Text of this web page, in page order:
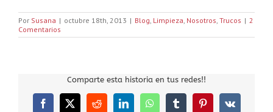
Por Susana | octubre 18th, 2013 | Blog, Limpieza, Nosotros, Trucos | 2
Comentarios
Comparte esta historia en tus redes!!
Facebook
X RedditLinkedInWhatsAppTumblrPinterest
Vk